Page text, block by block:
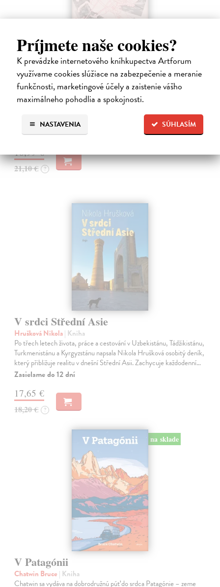
Príjmete naše cookies?
K prevádzke internetového kníhkupectva Artforum
využívame cookies slúžiace na zabezpečenie a meranie
funkčnosti, marketingové účely a zaistenie vášho
maximálneho pohodlia a spokojnosti.
SÚHLASÍM
NASTAVENIA
Obušky a chačapuri
Karlíková Eva
| Kniha
Kniha přináší svědectví o společenské, politické a kulturní situaci
Gruzie v přelomovém období 2024–2025, kdy se mladá demokracie
s proevropským směřováním proměnila ve stát ovládaný jednou
stranou. Autorka,…
Na sklade ?
18,99 €
21,10 € ?
V srdci Střední Asie
Hrušková Nikola| Kniha
Po třech letech života, práce a cestování v Uzbekistánu, Tádžikistánu,
Turkmenistánu a Kyrgyzstánu napsala Nikola Hrušková osobitý deník,
který přibližuje realitu v dnešní Střední Asii. Zachycuje každodenní…
Zasielame do 12 dní
17,65 €
18,20 € ?
na sklade
V Patagónii
Chatwin Bruce | Kniha
Chatwin sa vydáva na dobrodružnú púť do srdca Patagónie – zeme